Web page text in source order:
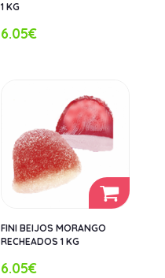
1 KG
6.05€
FINI BEIJOS MORANGO
RECHEADOS 1 KG
6.05€